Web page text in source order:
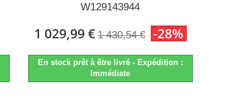
W129143944
1 029,99 € 1 430,54 € -28%
En stock prêt à être livré - Expédition :
Immédiate